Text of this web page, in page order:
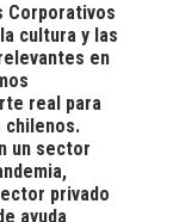
Corporativos
cultura y las
en
real para
chilenos.
un sector
privado
ayuda